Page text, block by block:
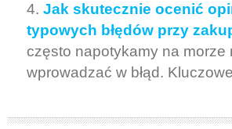
Jak skutecznie ocenić
typowych błędów przy
często napotykamy na
wprowadzać w błąd.